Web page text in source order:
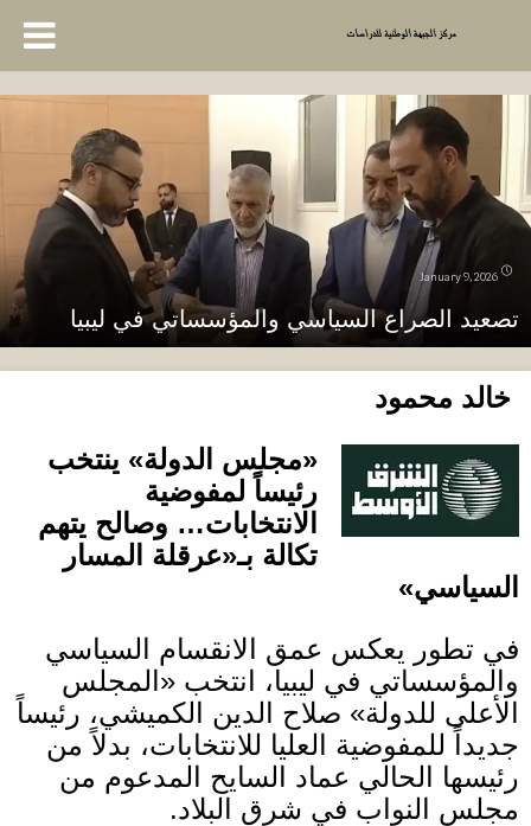
January 9, 2026
تصعيد الصراع السياسي والمؤسساتي في ليبيا
خالد محمود
«مجلس الدولة» ينتخب
رئيساً لمفوضية
الانتخابات… وصالح يتهم
تكالة بـ«عرقلة المسار
السياسي»
في تطور يعكس عمق الانقسام السياسي
والمؤسساتي في ليبيا، انتخب «المجلس
الأعلى للدولة» صلاح الدين الكميشي، رئيساً
جديداً للمفوضية العليا للانتخابات، بدلاً من
رئيسها الحالي عماد السايح المدعوم من
مجلس النواب في شرق البلاد.